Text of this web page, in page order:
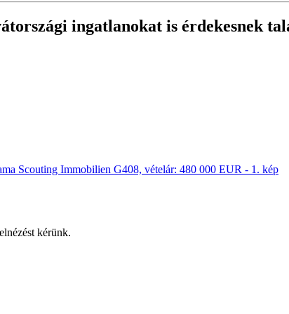
ingatlanokat is érdekesnek
kérünk.